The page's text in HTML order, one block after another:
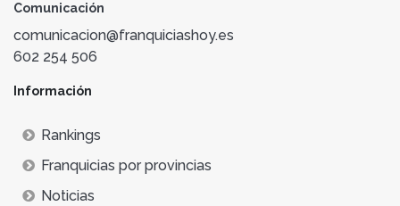
Comunicación
comunicacion@franquiciashoy.es
602 254 506
Información
Rankings
Franquicias por provincias
Noticias